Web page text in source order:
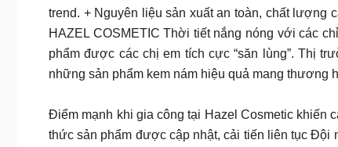
trend. + Nguyên liệu sản xuất an toàn, chất lượng
HAZEL COSMETIC Thời tiết nắng nóng với các
phẩm được các chị em tích cực “săn lùng”. Thị
những sản phẩm kem nám hiệu quả mang thương
Điểm mạnh khi gia công tại Hazel Cosmetic khiến
thức sản phẩm được cập nhật, cải tiến liên tục Đội